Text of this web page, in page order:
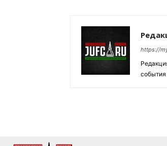
https://
события